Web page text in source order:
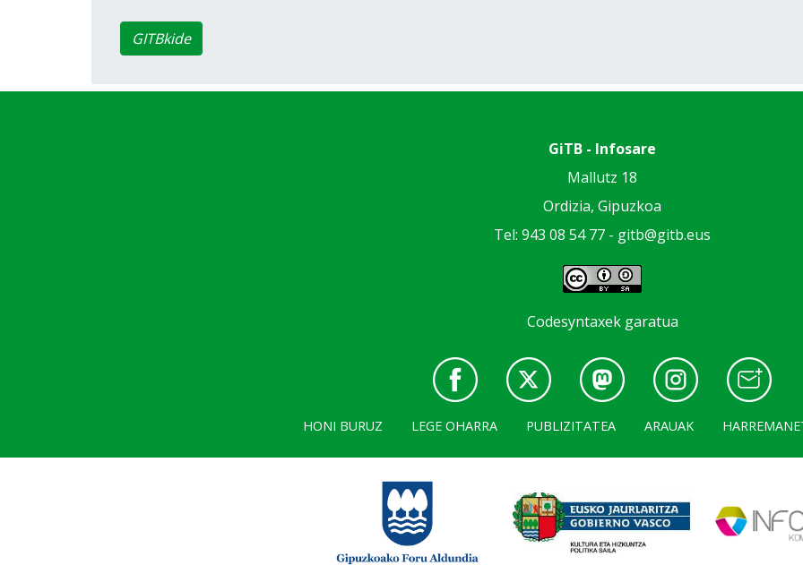
GITBkide
GiTB - Infosare
Mallutz 18
Ordizia, Gipuzkoa
Tel: 943 08 54 77 - gitb@gitb.eus
Codesyntaxek garatua
HONI BURUZ LEGE OHARRA PUBLIZITATEA ARAUAK